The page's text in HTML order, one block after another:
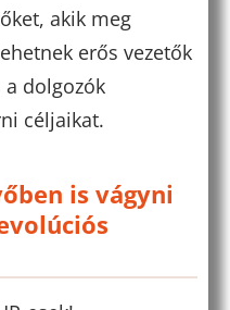
akik meg
erős vezetők
dolgozók
céljaikat.
is vágyni